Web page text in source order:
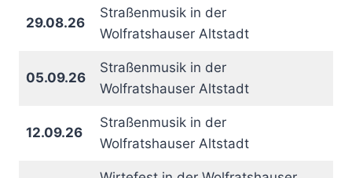
29.08.26
Straßenmusik in der
Wolfratshauser Altstadt
05.09.26
Straßenmusik in der
Wolfratshauser Altstadt
12.09.26
Straßenmusik in der
Wolfratshauser Altstadt